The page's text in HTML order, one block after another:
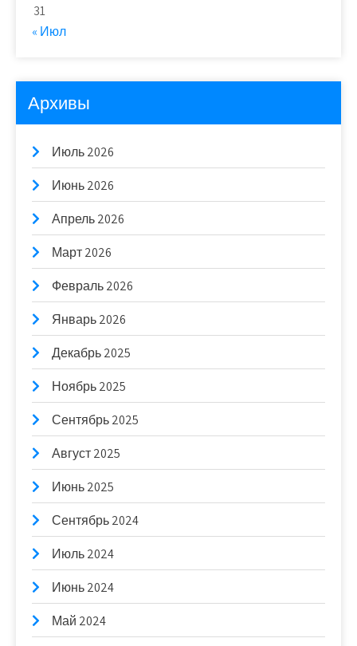
31
« Июл
Архивы
Июль 2026
Июнь 2026
Апрель 2026
Март 2026
Февраль 2026
Январь 2026
Декабрь 2025
Ноябрь 2025
Сентябрь 2025
Август 2025
Июнь 2025
Сентябрь 2024
Июль 2024
Июнь 2024
Май 2024